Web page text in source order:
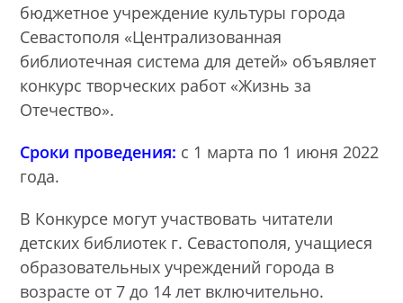
бюджетное учреждение культуры города
Севастополя «Централизованная
библиотечная система для детей» объявляет
конкурс творческих работ «Жизнь за
Отечество».
Сроки проведения: с 1 марта по 1 июня 2022
года.
В Конкурсе могут участвовать читатели
детских библиотек г. Севастополя, учащиеся
образовательных учреждений города в
возрасте от 7 до 14 лет включительно.